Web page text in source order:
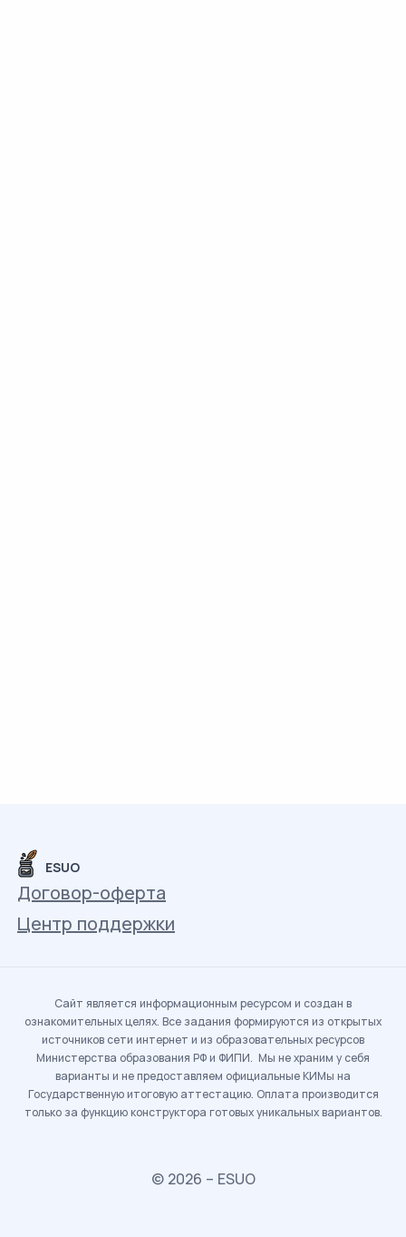
ESUO
Договор-оферта
Центр поддержки
Сайт является информационным ресурсом и создан в
ознакомительных целях. Все задания формируются из открытых
источников сети интернет и из образовательных ресурсов
Министерства образования РФ и ФИПИ. Мы не храним у себя
варианты и не предоставляем официальные КИМы на
Государственную итоговую аттестацию. Оплата производится
только за функцию конструктора готовых уникальных вариантов.
© 2026 – ESUO